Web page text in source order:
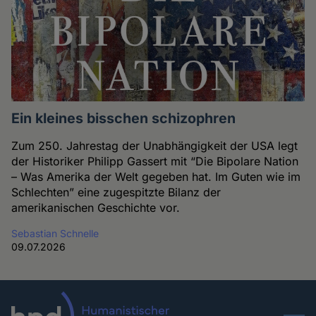
Ein kleines bisschen schizophren
Zum 250. Jahrestag der Unabhängigkeit der USA legt
der Historiker Philipp Gassert mit “Die Bipolare Nation
– Was Amerika der Welt gegeben hat. Im Guten wie im
Schlechten” eine zugespitzte Bilanz der
amerikanischen Geschichte vor.
Sebastian Schnelle
09.07.2026